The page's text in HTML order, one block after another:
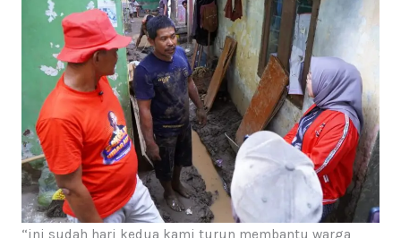
“ini sudah hari kedua kami turun membantu warga